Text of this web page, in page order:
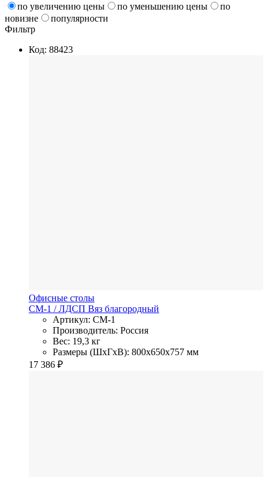
по увеличению цены
по уменьшению цены
по
новизне
популярности
Фильтр
Код: 88423
Офисные столы
СМ-1 / ЛДСП Вяз благородный
Артикул: СМ-1
Производитель: Россия
Вес: 19,3 кг
Размеры (ШхГхВ): 800x650x757 мм
17 386 ₽